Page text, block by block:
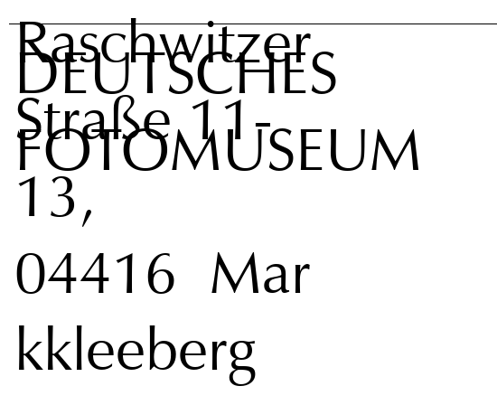
Raschwitzer
Straße 11-
13,
04416 Mar
kkleeberg
DEUTSCHES
FOTOMUSEUM